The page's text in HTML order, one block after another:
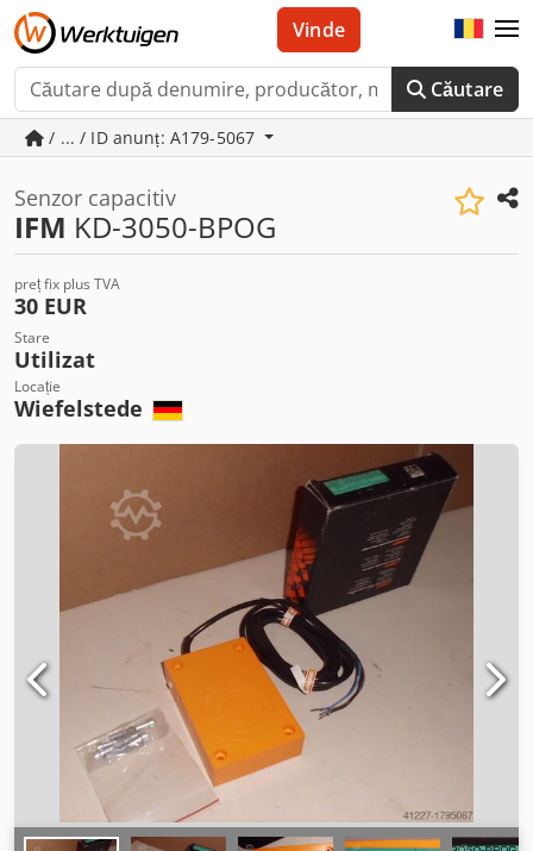
Căutare
Vinde
/ ... / ID anunț: A179-5067
Senzor capacitiv
IFM KD-3050-BPOG
preț fix plus TVA
30 EUR
Stare
Utilizat
Locație
Wiefelstede